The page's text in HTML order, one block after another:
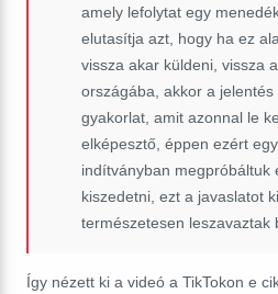
amely lefolytat egy
elutasítja azt, hogy ha ez
vissza akar küldeni, vissza
országába, akkor a
gyakorlat, amit azonnal le
elképesztő, éppen ezért
indítványban megpróbáltuk
kiszedetni, ezt a javaslatot
természetesen leszavaztak
Így nézett ki a videó a TikTokon e